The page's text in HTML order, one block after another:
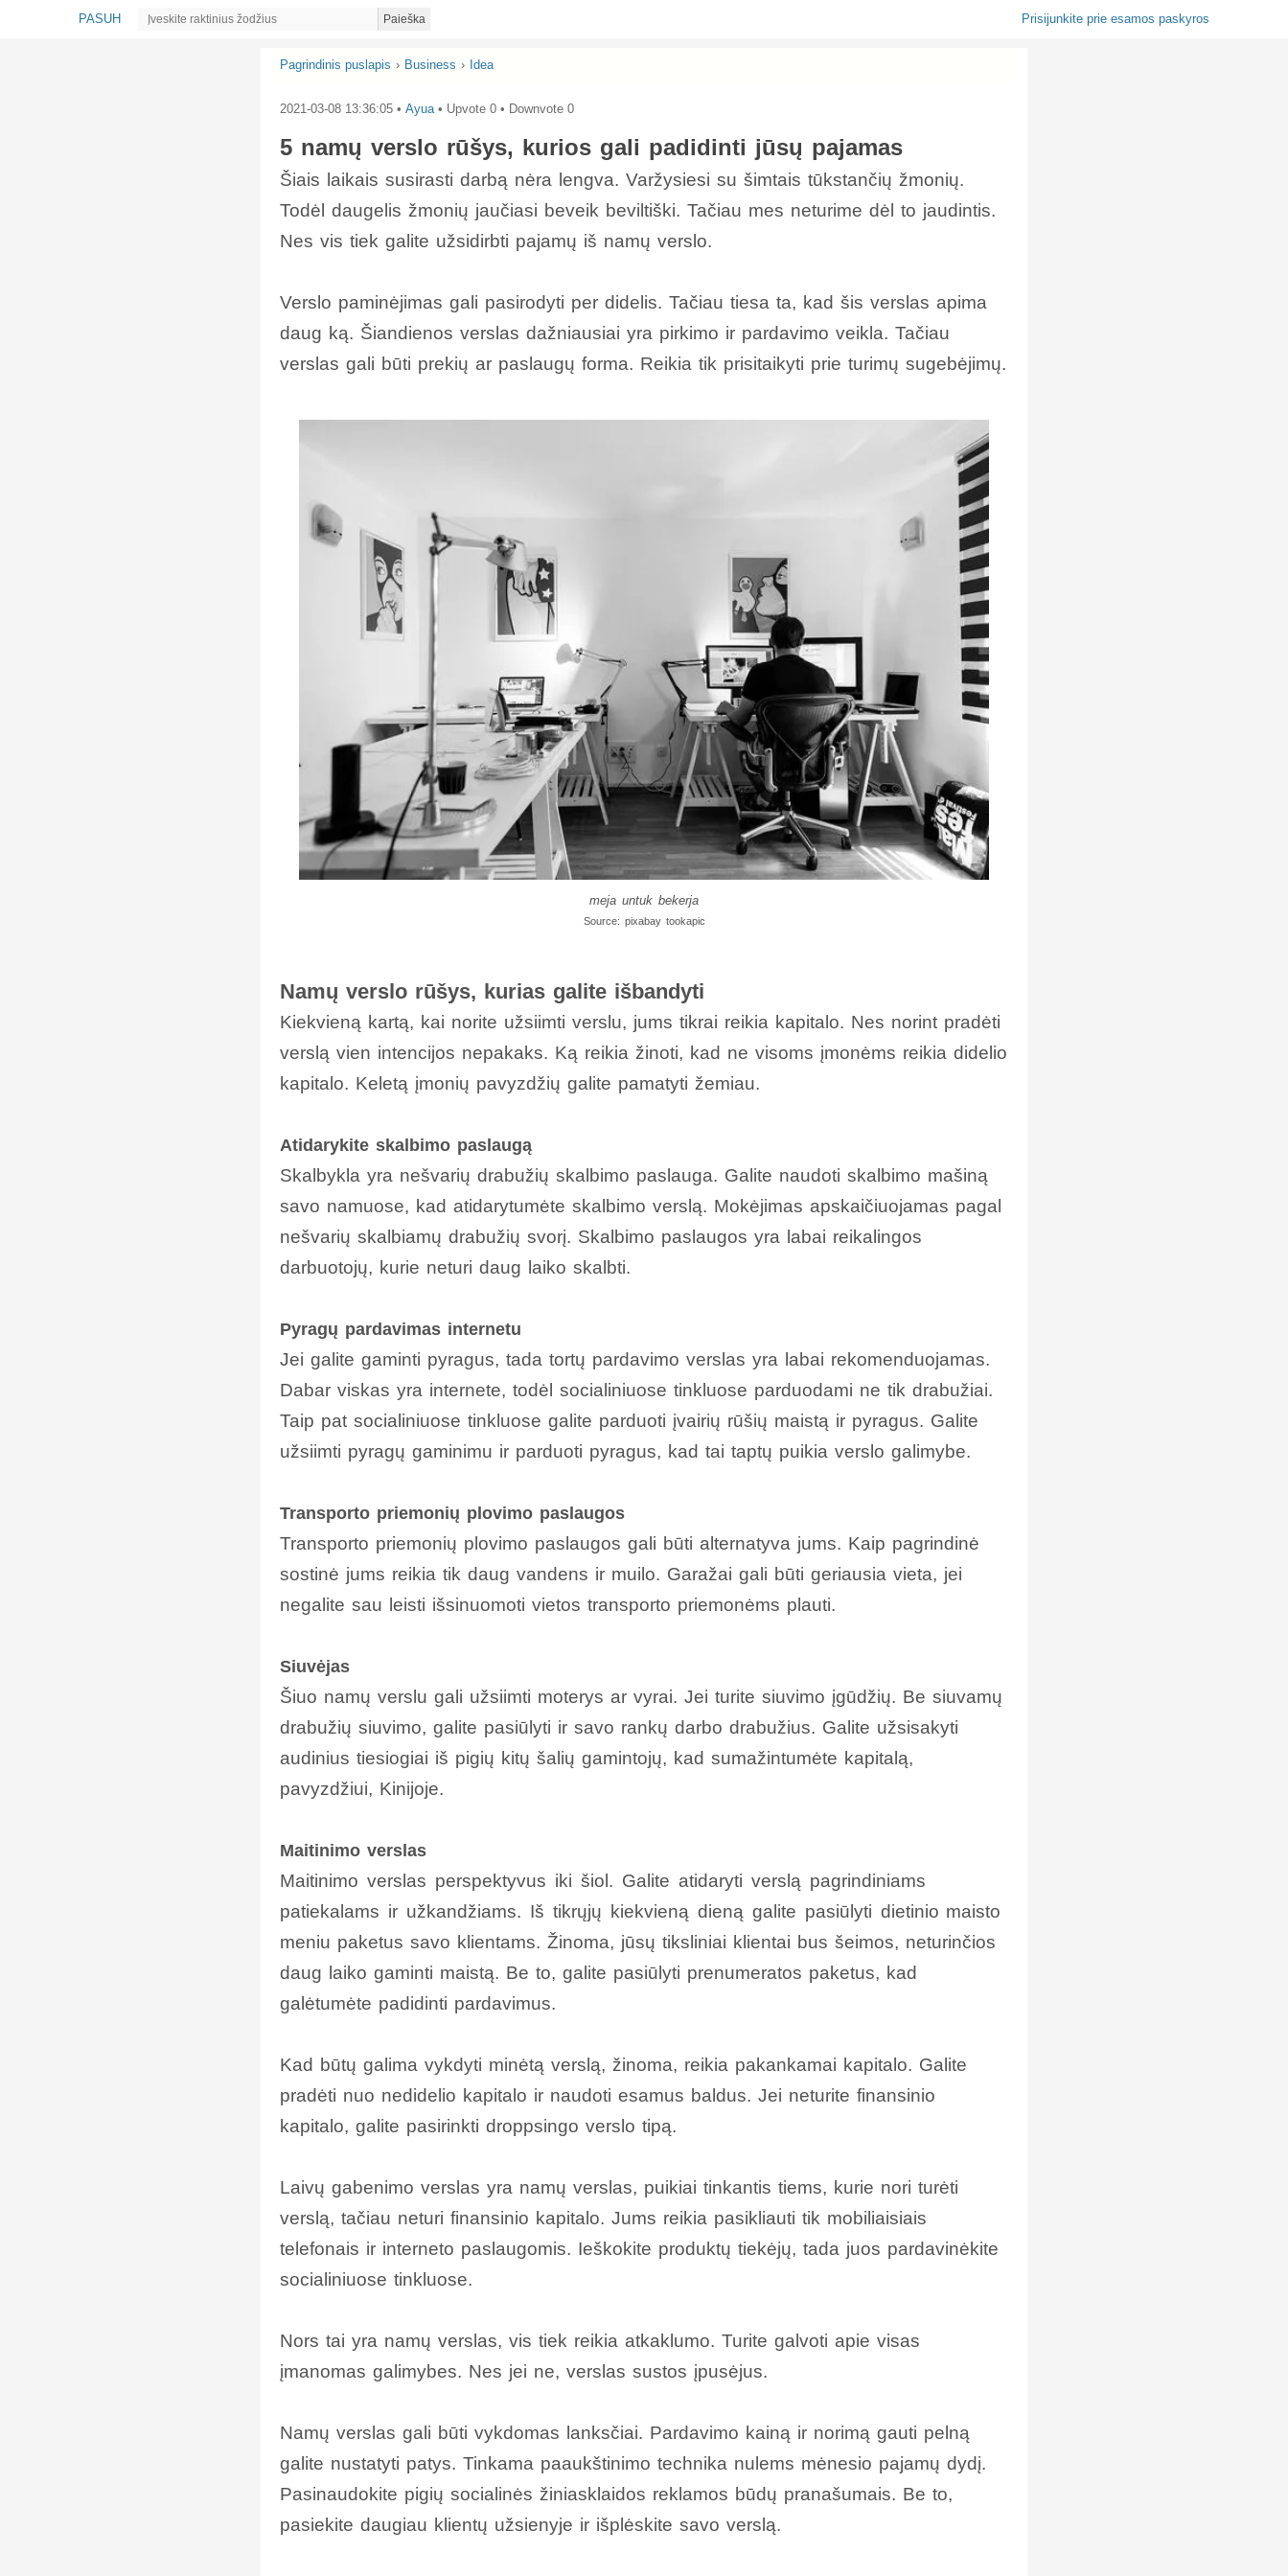
PASUH Paieška Prisijunkite prie esamos paskyros
Pagrindinis puslapis › Business › Idea
2021-03-08 13:36:05 • Ayua• Upvote 0 • Downvote 0
5 namų verslo rūšys, kurios gali padidinti jūsų pajamas
Šiais laikais susirasti darbą nėra lengva. Varžysiesi su šimtais tūkstančių žmonių.
Todėl daugelis žmonių jaučiasi beveik beviltiški. Tačiau mes neturime dėl to jaudintis.
Nes vis tiek galite užsidirbti pajamų iš namų verslo.
Verslo paminėjimas gali pasirodyti per didelis. Tačiau tiesa ta, kad šis verslas apima
daug ką. Šiandienos verslas dažniausiai yra pirkimo ir pardavimo veikla. Tačiau
verslas gali būti prekių ar paslaugų forma. Reikia tik prisitaikyti prie turimų sugebėjimų.
meja untuk bekerja
Source: pixabay tookapic
Namų verslo rūšys, kurias galite išbandyti
Kiekvieną kartą, kai norite užsiimti verslu, jums tikrai reikia kapitalo. Nes norint pradėti
verslą vien intencijos nepakaks. Ką reikia žinoti, kad ne visoms įmonėms reikia didelio
kapitalo. Keletą įmonių pavyzdžių galite pamatyti žemiau.
Atidarykite skalbimo paslaugą
Skalbykla yra nešvarių drabužių skalbimo paslauga. Galite naudoti skalbimo mašiną
savo namuose, kad atidarytumėte skalbimo verslą. Mokėjimas apskaičiuojamas pagal
nešvarių skalbiamų drabužių svorį. Skalbimo paslaugos yra labai reikalingos
darbuotojų, kurie neturi daug laiko skalbti.
Pyragų pardavimas internetu
Jei galite gaminti pyragus, tada tortų pardavimo verslas yra labai rekomenduojamas.
Dabar viskas yra internete, todėl socialiniuose tinkluose parduodami ne tik drabužiai.
Taip pat socialiniuose tinkluose galite parduoti įvairių rūšių maistą ir pyragus. Galite
užsiimti pyragų gaminimu ir parduoti pyragus, kad tai taptų puikia verslo galimybe.
Transporto priemonių plovimo paslaugos
Transporto priemonių plovimo paslaugos gali būti alternatyva jums. Kaip pagrindinė
sostinė jums reikia tik daug vandens ir muilo. Garažai gali būti geriausia vieta, jei
negalite sau leisti išsinuomoti vietos transporto priemonėms plauti.
Siuvėjas
Šiuo namų verslu gali užsiimti moterys ar vyrai. Jei turite siuvimo įgūdžių. Be siuvamų
drabužių siuvimo, galite pasiūlyti ir savo rankų darbo drabužius. Galite užsisakyti
audinius tiesiogiai iš pigių kitų šalių gamintojų, kad sumažintumėte kapitalą,
pavyzdžiui, Kinijoje.
Maitinimo verslas
Maitinimo verslas perspektyvus iki šiol. Galite atidaryti verslą pagrindiniams
patiekalams ir užkandžiams. Iš tikrųjų kiekvieną dieną galite pasiūlyti dietinio maisto
meniu paketus savo klientams. Žinoma, jūsų tiksliniai klientai bus šeimos, neturinčios
daug laiko gaminti maistą. Be to, galite pasiūlyti prenumeratos paketus, kad
galėtumėte padidinti pardavimus.
Kad būtų galima vykdyti minėtą verslą, žinoma, reikia pakankamai kapitalo. Galite
pradėti nuo nedidelio kapitalo ir naudoti esamus baldus. Jei neturite finansinio
kapitalo, galite pasirinkti droppsingo verslo tipą.
Laivų gabenimo verslas yra namų verslas, puikiai tinkantis tiems, kurie nori turėti
verslą, tačiau neturi finansinio kapitalo. Jums reikia pasikliauti tik mobiliaisiais
telefonais ir interneto paslaugomis. Ieškokite produktų tiekėjų, tada juos pardavinėkite
socialiniuose tinkluose.
Nors tai yra namų verslas, vis tiek reikia atkaklumo. Turite galvoti apie visas
įmanomas galimybes. Nes jei ne, verslas sustos įpusėjus.
Namų verslas gali būti vykdomas lanksčiai. Pardavimo kainą ir norimą gauti pelną
galite nustatyti patys. Tinkama paaukštinimo technika nulems mėnesio pajamų dydį.
Pasinaudokite pigių socialinės žiniasklaidos reklamos būdų pranašumais. Be to,
pasiekite daugiau klientų užsienyje ir išplėskite savo verslą.